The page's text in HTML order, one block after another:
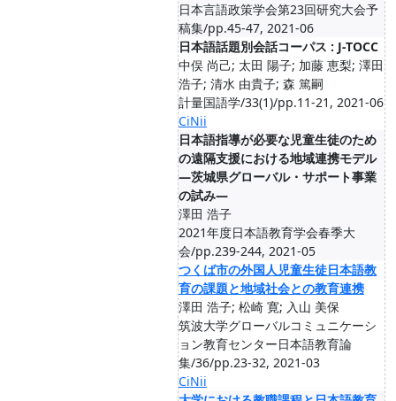
日本言語政策学会第23回研究大会予
稿集/pp.45-47, 2021-06
日本語話題別会話コーパス : J-TOCC
中俣 尚己; 太田 陽子; 加藤 恵梨; 澤田
浩子; 清水 由貴子; 森 篤嗣
計量国語学/33(1)/pp.11-21, 2021-06
CiNii
日本語指導が必要な児童生徒のため
の遠隔支援における地域連携モデル
―茨城県グローバル・サポート事業
の試み―
澤田 浩子
2021年度日本語教育学会春季大
会/pp.239-244, 2021-05
つくば市の外国人児童生徒日本語教
育の課題と地域社会との教育連携
澤田 浩子; 松崎 寛; 入山 美保
筑波大学グローバルコミュニケーシ
ョン教育センター日本語教育論
集/36/pp.23-32, 2021-03
CiNii